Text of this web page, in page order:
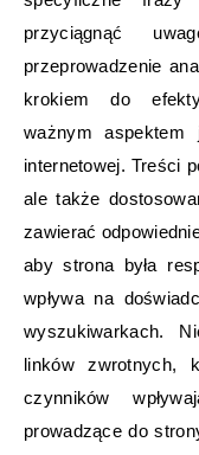
przyciągnąć
przeprowadzenie
krokiem do
ważnym aspektem
internetowej. Treści
ale także
zawierać
aby strona była
wpływa na
wyszukiwarkach.
linków zwrotnych,
czynników
prowadzące do